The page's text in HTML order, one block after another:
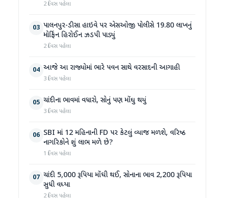
2 દિવસ પહેલા
03 પાલનપુર-ડીસા હાઇવે પર એસઓજી પોલીસે 19.80 લાખનું
મોર્ફિન હિરોઈન ઝડપી પાડ્યું
2 દિવસ પહેલા
04 આજે આ રાજ્યોમાં ભારે પવન સાથે વરસાદની આગાહી
3 દિવસ પહેલા
05 ચાંદીના ભાવમાં વધારો, સોનું પણ મોંઘુ થયું
3 દિવસ પહેલા
06 SBI માં 12 મહિનાની FD પર કેટલું વ્યાજ મળશે, વરિષ્ઠ
નાગરિકોને શું લાભ મળે છે?
1 દિવસ પહેલા
07 ચાંદી 5,000 રૂપિયા મોંઘી થઈ, સોનાના ભાવ 2,200 રૂપિયા
સુધી વધ્યા
2 દિવસ પહેલા